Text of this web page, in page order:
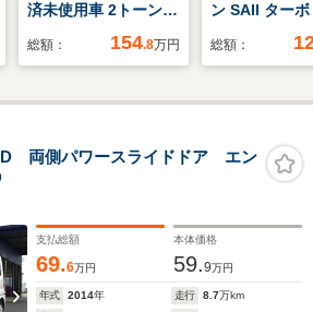
済未使用車 2トーン P
ドア クルコン
総額： 154.8万円
ン SAII ター
スライドド
発進抑制機能
トキー
LEDフォグ
ン 純正15イ
ルミ
総額：
両側パワースライドドア エン
支払総額
69.6万円
本体価格
59.9万円
年式 2014年 走行 8.7万km